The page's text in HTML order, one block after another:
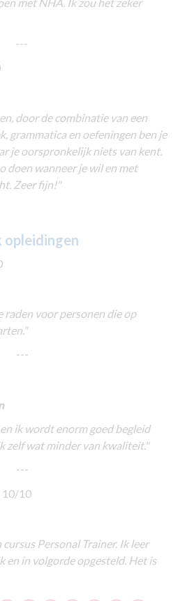
---
door de combinatie van een
grammatica en oefeningen ben je
je oorspronkelijk niets van kent.
doen wanneer je wil en met
Zeer fijn!"
opleidingen
raden voor personen die op
"
---
ik wordt enorm goed begleid
zelf wat minder van kwaliteit."
---
10/10
Personal Trainer. Ik leer
en in volgorde opgesteld. Het is